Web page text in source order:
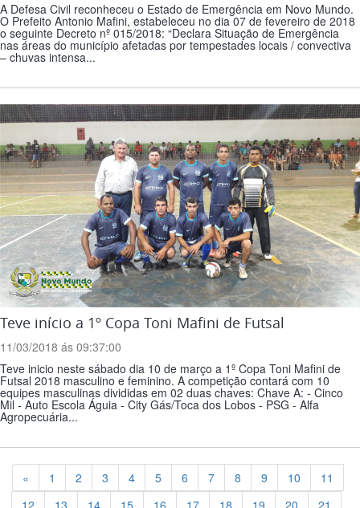
A Defesa Civil reconheceu o Estado de Emergência em Novo Mundo.
O Prefeito Antonio Mafini, estabeleceu no dia 07 de fevereiro de 2018
o seguinte Decreto nº 015/2018: “Declara Situação de Emergência
nas áreas do município afetadas por tempestades locais / convectiva
– chuvas intensa...
Teve início a 1º Copa Toni Mafini de Futsal
11/03/2018 ás 09:37:00
Teve inicio neste sábado dia 10 de março a 1º Copa Toni Mafini de
Futsal 2018 masculino e feminino. A competição contará com 10
equipes masculinas divididas em 02 duas chaves: Chave A: - Cinco
Mil - Auto Escola Águia - City Gás/Toca dos Lobos - PSG - Alfa
Agropecuária...
« Previous
1 2 3 4 5 6 7 8 9 10
11
12
13 14 15 16 17 18 19 20 21